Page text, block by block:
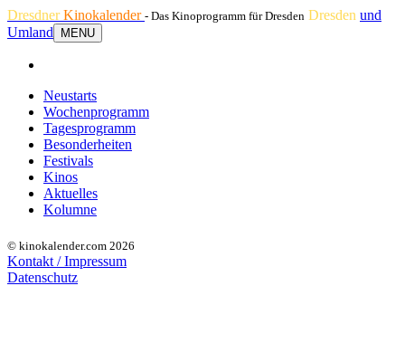
DresdnerKinokalender - Das Kinoprogramm für Dresden Dresden und
Umland
MENU
Neustarts
Wochenprogramm
Tagesprogramm
Besonderheiten
Festivals
Kinos
Aktuelles
Kolumne
© kinokalender.com 2026
Kontakt / Impressum
Datenschutz